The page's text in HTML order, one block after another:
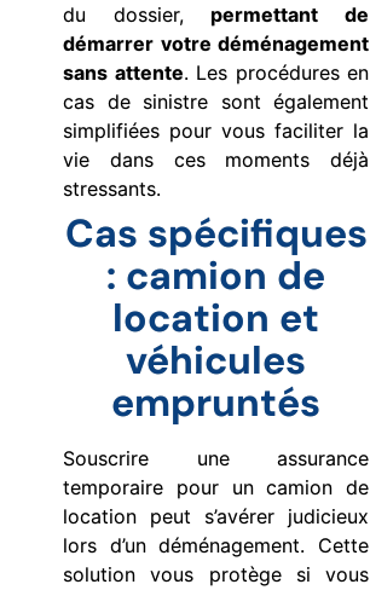
du dossier, permettant de
démarrer votre déménagement
sans attente. Les procédures en
cas de sinistre sont également
simplifiées pour vous faciliter la
vie dans ces moments déjà
stressants.
Cas spécifiques
: camion de
location et
véhicules
empruntés
Souscrire une assurance
temporaire pour un camion de
location peut s’avérer judicieux
lors d’un déménagement. Cette
solution vous protège si vous